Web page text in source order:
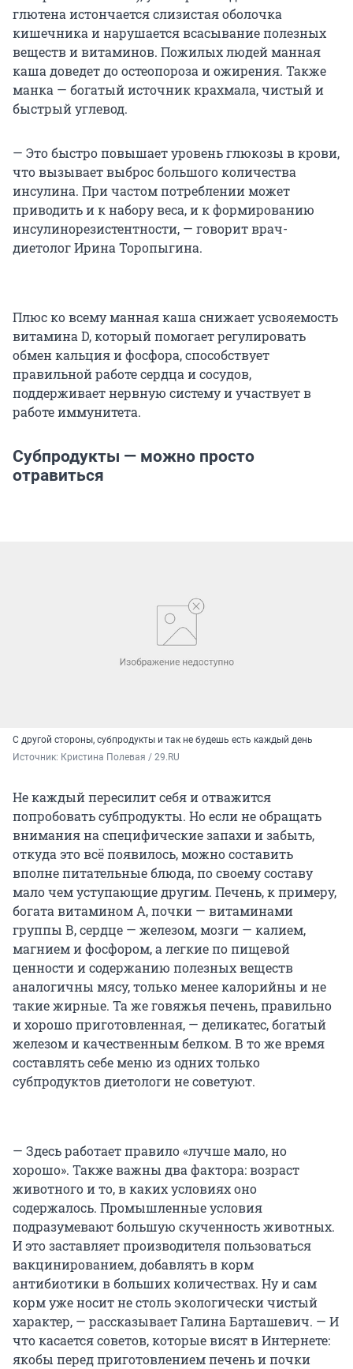
глютена истончается слизистая оболочка
кишечника и нарушается всасывание полезных
веществ и витаминов. Пожилых людей манная
каша доведет до остеопороза и ожирения. Также
манка — богатый источник крахмала, чистый и
быстрый углевод.
— Это быстро повышает уровень глюкозы в крови,
что вызывает выброс большого количества
инсулина. При частом потреблении может
приводить и к набору веса, и к формированию
инсулинорезистентности, — говорит врач-
диетолог Ирина Торопыгина.
Плюс ко всему манная каша снижает усвояемость
витамина D, который помогает регулировать
обмен кальция и фосфора, способствует
правильной работе сердца и сосудов,
поддерживает нервную систему и участвует в
работе иммунитета.
Субпродукты — можно просто
отравиться
С другой стороны, субпродукты и так не будешь есть каждый день
Источник: Кристина Полевая / 29.RU
Не каждый пересилит себя и отважится
попробовать субпродукты. Но если не обращать
внимания на специфические запахи и забыть,
откуда это всё появилось, можно составить
вполне питательные блюда, по своему составу
мало чем уступающие другим. Печень, к примеру,
богата витамином А, почки — витаминами
группы В, сердце — железом, мозги — калием,
магнием и фосфором, а легкие по пищевой
ценности и содержанию полезных веществ
аналогичны мясу, только менее калорийны и не
такие жирные. Та же говяжья печень, правильно
и хорошо приготовленная, — деликатес, богатый
железом и качественным белком. В то же время
составлять себе меню из одних только
субпродуктов диетологи не советуют.
— Здесь работает правило «лучше мало, но
хорошо». Также важны два фактора: возраст
животного и то, в каких условиях оно
содержалось. Промышленные условия
подразумевают большую скученность животных.
И это заставляет производителя пользоваться
вакцинированием, добавлять в корм
антибиотики в больших количествах. Ну и сам
корм уже носит не столь экологически чистый
характер, — рассказывает Галина Барташевич. — И
что касается советов, которые висят в Интернете:
якобы перед приготовлением печень и почки